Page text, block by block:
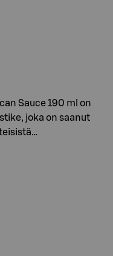
Sauce 190 ml on
joka on saanut